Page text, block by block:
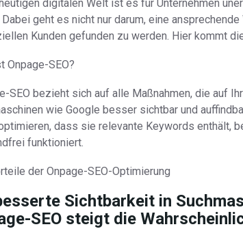
digitalen Welt ist es für Unternehmen
Dabei geht es nicht nur darum, eine
Kunden gefunden zu werden. Hier kommt
Onpage-SEO?
SEO bezieht sich auf alle Maßnahmen, die auf
wie Google besser sichtbar und
dass sie relevante Keywords enthält,
funktioniert.
der Onpage-SEO-Optimierung
Sichtbarkeit in
SEO steigt die